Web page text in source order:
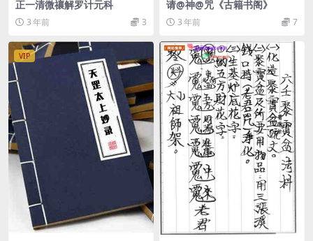
正一清微禳解罗计元科
3 年前 3
请@神@咒《古籍书阁》
3 年前 7
VIP